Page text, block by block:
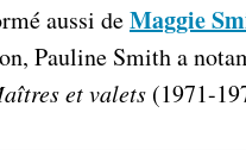
aussi deMaggie
Pauline Smith a
et valets (1971-